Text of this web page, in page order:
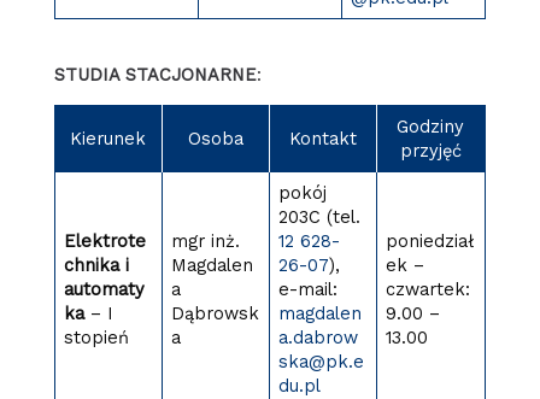
STUDIA STACJONARNE:
Kierunek Osoba Kontakt
Godziny
przyjęć
Elektrote
chnika i
automaty
ka– I
stopień
mgr inż.
Magdalen
a
Dąbrowsk
a
pokój
203C (tel.
12 628-
26-07),
e-mail:
magdalen
a.dabrow
ska@pk.e
du.pl
poniedział
ek –
czwartek:
9.00 –
13.00